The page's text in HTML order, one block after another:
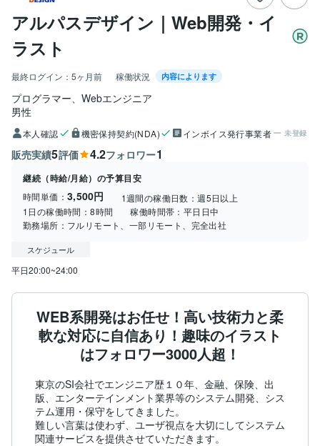
アルパスデザイン｜Web開発・イ
ラスト
最終ログイン： 5ヶ月前 稼働状況 内容によります
プログラマー、Webエンジニア
男性
本人確認 機密保持契約(NDA) インボイス発行事業者 未登録
販売実績5評価 4.2フォロワー1
継続（時給/月給）の予算目安
時間単価： 3,500円 1週間の稼働日数：週5日以上
1日の稼働時間：8時間 稼働時間帯： 平日日中
勤務場所： フルリモート、一部リモート、完全出社
スケジュール
平日20:00~24:00
WEB系開発はお任せ！高い技術力と柔
軟な対応に自信あり！趣味のイラスト
はフォロワー3000人超！
東京のSI会社でエンジニア歴１０年、金融、保険、出
版、エンターテインメント業界等のシステム開発、シス
テム運用・保守をしてきました。
難しい言葉は使わず、ユーザ視点を大切にしてシステム
関連サービスを提供させていただきます。